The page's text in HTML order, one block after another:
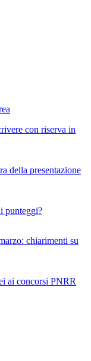
con riserva in
della presentazione
punteggi?
chiarimenti su
ai concorsi PNRR